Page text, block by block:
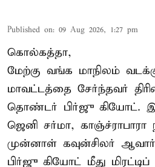
Published on: 09 Aug 2026, 1:27 pm
கொல்கத்தா,
மேற்கு வங்க மாநிலம்
மாவட்டத்தை சேர்ந்தவர்
தொண்டர் பிர்ஜு கியோட்.
ஜெனி சர்மா, காஞ்ச்ராபாரா
முன்னாள் கவுன்சிலர்
பிர்ஜு கியோட் மீது